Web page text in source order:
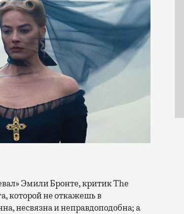
которой не откажешь в
несвязна и неправдоподобна; а